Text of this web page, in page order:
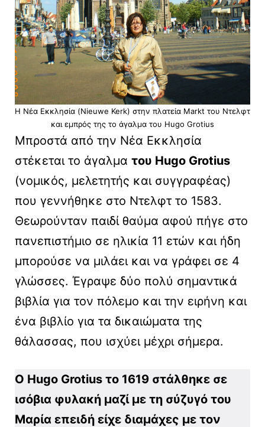
Η Νέα Εκκλησία (Nieuwe Kerk) στην πλατεία Markt του Ντελφτ
και εμπρός της το άγαλμα του Hugo Grotius
Μπροστά από την Νέα Εκκλησία
στέκεται το άγαλμα του Hugo Grotius
(νομικός, μελετητής και συγγραφέας)
που γεννήθηκε στο Ντελφτ το 1583.
Θεωρούνταν παιδί θαύμα αφού πήγε στο
πανεπιστήμιο σε ηλικία 11 ετών και ήδη
μπορούσε να μιλάει και να γράφει σε 4
γλώσσες. Έγραψε δύο πολύ σημαντικά
βιβλία για τον πόλεμο και την ειρήνη και
ένα βιβλίο για τα δικαιώματα της
θάλασσας, που ισχύει μέχρι σήμερα.
Ο Hugo Grotius το 1619 στάλθηκε σε
ισόβια φυλακή μαζί με τη σύζυγό του
Μαρία επειδή είχε διαμάχες με τον